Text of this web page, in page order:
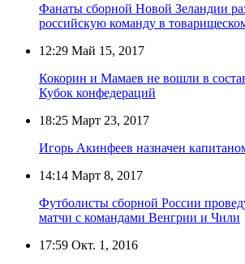
Фанаты сборной Новой Зеландии
российскую команду в
12:29 Май 15, 2017
Кокорин и Мамаев не вошли в
Кубок конфедераций
18:25 Март 23, 2017
Игорь Акинфеев назначен
14:14 Март 8, 2017
Футболисты сборной России
матчи с командами Венгрии и Чили
17:59 Окт. 1, 2016